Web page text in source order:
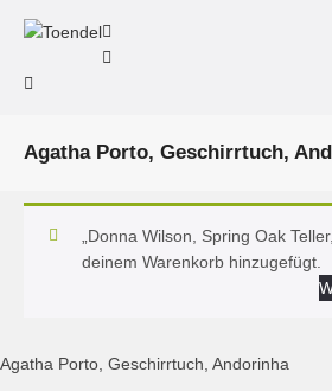
Agatha Porto, Geschirrtuch,
„Donna Wilson, Spring Oak
deinem Warenkorb hinzugefügt.
Agatha Porto, Geschirrtuch, Andorinha